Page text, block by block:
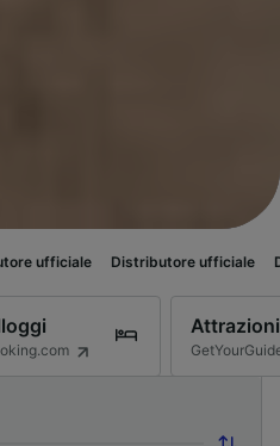
Distributore ufficiale Distributore
Attrazioni